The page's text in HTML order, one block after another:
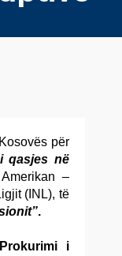
për
qasjes në
–
(INL), të
.
Prokurimi i